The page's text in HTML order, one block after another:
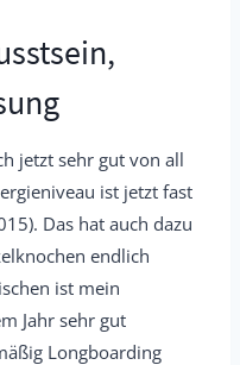
jetzt sehr gut von all
ist jetzt fast
Das hat auch dazu
endlich
ist mein
Jahr sehr gut
Longboarding